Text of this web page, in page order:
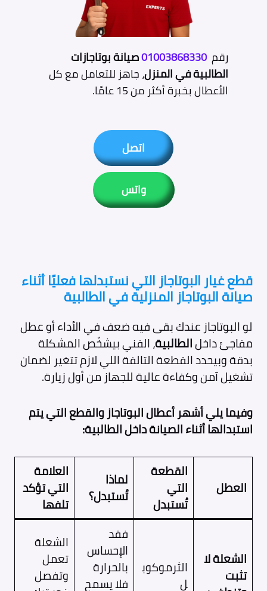
رقم 01003868330صيانة بوتاجازات
الطالبية في المنزل، جاهز للتعامل مع كل
الأعطال بخبرة أكثر من 15 عامًا.
اتصل
واتس
قطع غيار البوتاجاز التي نستبدلها فعليًا أثناء
صيانة البوتاجاز المنزلية في الطالبية
لو البوتاجاز عندك بقى فيه ضعف في الأداء أو عطل
مفاجئ داخلالطالبية، الفني بيشخّص المشكلة
بدقة وبيحدد القطعة التالفة اللي لازم تتغير لضمان
تشغيل آمن وكفاءة عالية للجهاز من أول زيارة.
وفيما يلي أشهر أعطال البوتاجاز والقطع التي يتم
استبدالها أثناء الصيانة داخل الطالبية:
العطل
القطعة
التي
تُستبدل
لماذا
تُستبدل؟
العلامة
التي تؤكد
تلفها
الشعلة لا
تثبت الثرموكوب
ل
فقد
الإحساس
بالحرارة
فلا يسمح
الشعلة
تعمل
وتفصل